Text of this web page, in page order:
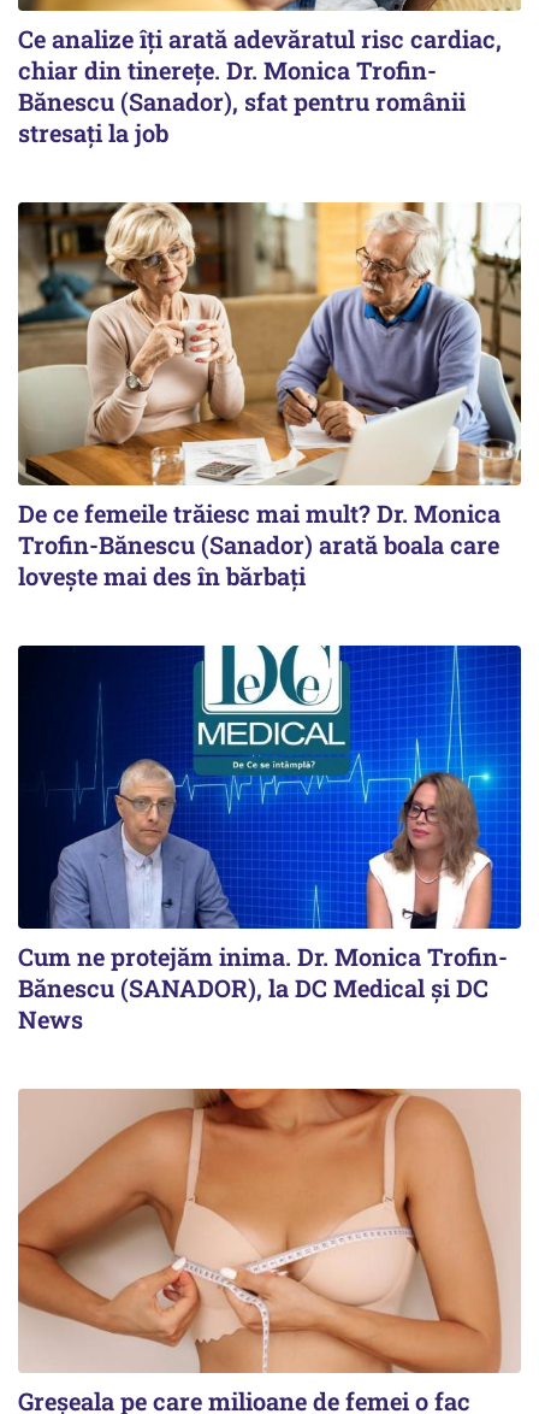
Ce analize îți arată adevăratul risc cardiac,
chiar din tinerețe. Dr. Monica Trofin-
Bănescu (Sanador), sfat pentru românii
stresați la job
De ce femeile trăiesc mai mult? Dr. Monica
Trofin-Bănescu (Sanador) arată boala care
lovește mai des în bărbați
Cum ne protejăm inima. Dr. Monica Trofin-
Bănescu (SANADOR), la DC Medical și DC
News
Greșeala pe care milioane de femei o fac